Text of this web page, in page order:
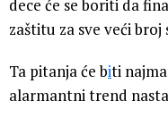
dece će se boriti da
zaštitu za sve veći broj
Ta pitanja će biti
alarmantni trend